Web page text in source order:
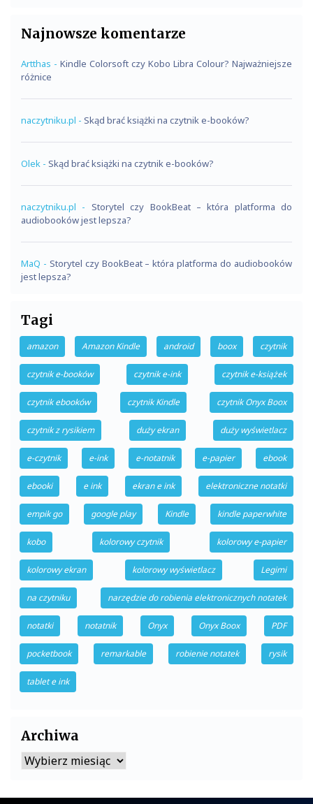
Najnowsze komentarze
Artthas - Kindle Colorsoft czy Kobo Libra Colour? Najważniejsze
różnice
naczytniku.pl - Skąd brać książki na czytnik e-booków?
Olek - Skąd brać książki na czytnik e-booków?
naczytniku.pl - Storytel czy BookBeat – która platforma do
audiobooków jest lepsza?
MaQ - Storytel czy BookBeat – która platforma do audiobooków
jest lepsza?
Tagi
amazon Amazon Kindle android boox czytnik
czytnik e-booków czytnik e-ink czytnik e-książek
czytnik ebooków czytnik Kindle czytnik Onyx Boox
czytnik z rysikiem duży ekran duży wyświetlacz
e-czytnik e-ink e-notatnik e-papier ebook
ebooki e ink ekran e ink elektroniczne notatki
empik go google play Kindle kindle paperwhite
kobo kolorowy czytnik kolorowy e-papier
kolorowy ekran kolorowy wyświetlacz Legimi
na czytniku narzędzie do robienia elektronicznych notatek
notatki notatnik Onyx Onyx Boox PDF
pocketbook remarkable robienie notatek rysik
tablet e ink
Archiwa
Archiwa